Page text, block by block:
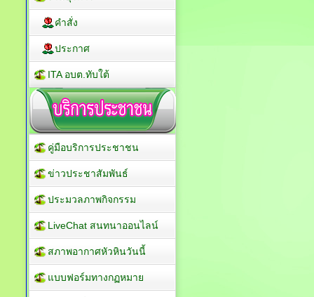
คำสั่ง
ประกาศ
ITA อบต.ทับใต้
คู่มือบริการประชาชน
ข่าวประชาสัมพันธ์
ประมวลภาพกิจกรรม
LiveChat สนทนาออนไลน์
สภาพอากาศหัวหินวันนี้
แบบฟอร์มทางกฏหมาย